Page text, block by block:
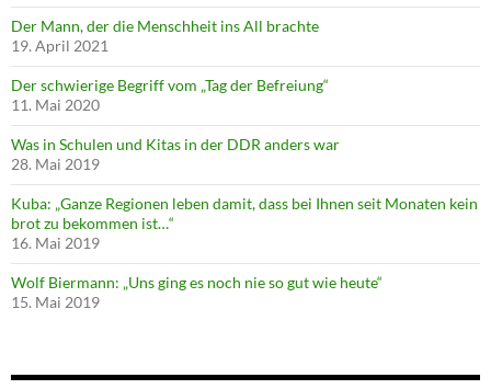
Der Mann, der die Menschheit ins All brachte
19. April 2021
Der schwierige Begriff vom „Tag der Befreiung“
11. Mai 2020
Was in Schulen und Kitas in der DDR anders war
28. Mai 2019
Kuba: „Ganze Regionen leben damit, dass bei Ihnen seit Monaten kein
brot zu bekommen ist…“
16. Mai 2019
Wolf Biermann: „Uns ging es noch nie so gut wie heute“
15. Mai 2019